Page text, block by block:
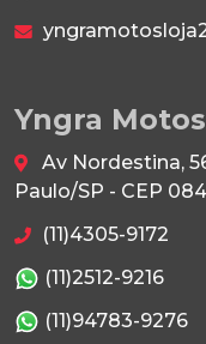
Yngra
Av Nordestina,
Paulo/SP - CEP
(11)4305-9172
(11)2512-9216
(11)94783-9276